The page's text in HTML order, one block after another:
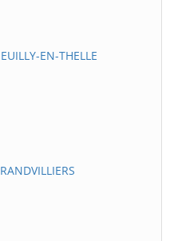
EN-THELLE